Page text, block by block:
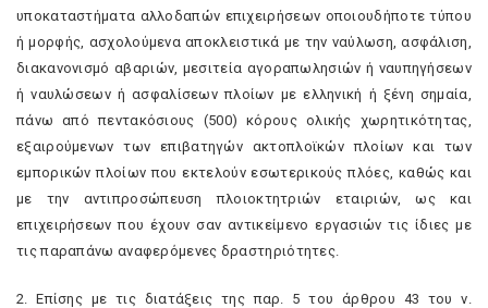
υποκαταστήματα αλλοδαπών επιχειρήσεων οποιουδήποτε τύπου
ή μορφής, ασχολούμενα αποκλειστικά με την ναύλωση, ασφάλιση,
διακανονισμό αβαριών, μεσιτεία αγοραπωλησιών ή ναυπηγήσεων
ή ναυλώσεων ή ασφαλίσεων πλοίων με ελληνική ή ξένη σημαία,
πάνω από πεντακόσιους (500) κόρους ολικής χωρητικότητας,
εξαιρούμενων των επιβατηγών ακτοπλοϊκών πλοίων και των
εμπορικών πλοίων που εκτελούν εσωτερικούς πλόες, καθώς και
με την αντιπροσώπευση πλοιοκτητριών εταιριών, ως και
επιχειρήσεων που έχουν σαν αντικείμενο εργασιών τις ίδιες με
τις παραπάνω αναφερόμενες δραστηριότητες.
2. Επίσης με τις διατάξεις της παρ. 5 του άρθρου 43 του ν.